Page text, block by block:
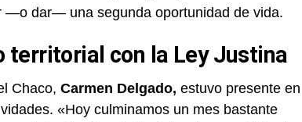
—o dar— una segunda oportunidad de vida.
territorial con la Ley Justina
Chaco, Carmen Delgado, estuvo presente en
«Hoy culminamos un mes bastante